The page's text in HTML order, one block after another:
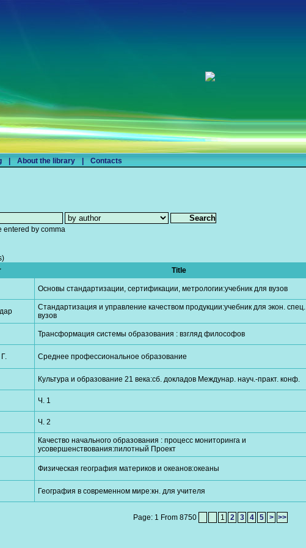
About the library Contacts
by comma
Title
Основы стандартизации, сертификации, метрологии:учебник для вузов
Стандартизация и управление качеством продукции:учебник для экон. спец.
вузов
Трансформация системы образования : взгляд философов
Среднее профессиональное образование
Культура и образование 21 века:cб. докладов Междунар. науч.-практ. конф.
Ч. 1
Ч. 2
Качество начального образования : процесс мониторинга и
усовершенствования:пилотный Проект
Физическая география материков и океанов:океаны
География в современном мире:кн. для учителя
Page: 1 From 8750 1 2 3 4 5 > >>